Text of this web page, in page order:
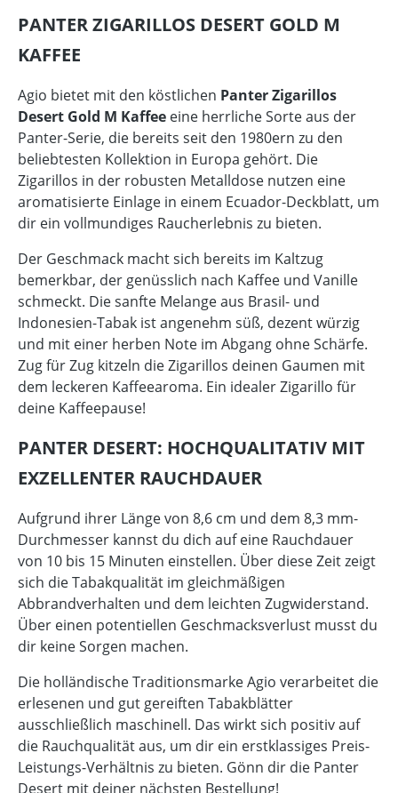
PANTER ZIGARILLOS DESERT GOLD M
KAFFEE
Agio bietet mit den köstlichen Panter Zigarillos
Desert Gold M Kaffee eine herrliche Sorte aus der
Panter-Serie, die bereits seit den 1980ern zu den
beliebtesten Kollektion in Europa gehört. Die
Zigarillos in der robusten Metalldose nutzen eine
aromatisierte Einlage in einem Ecuador-Deckblatt, um
dir ein vollmundiges Raucherlebnis zu bieten.
Der Geschmack macht sich bereits im Kaltzug
bemerkbar, der genüsslich nach Kaffee und Vanille
schmeckt. Die sanfte Melange aus Brasil- und
Indonesien-Tabak ist angenehm süß, dezent würzig
und mit einer herben Note im Abgang ohne Schärfe.
Zug für Zug kitzeln die Zigarillos deinen Gaumen mit
dem leckeren Kaffeearoma. Ein idealer Zigarillo für
deine Kaffeepause!
PANTER DESERT: HOCHQUALITATIV MIT
EXZELLENTER RAUCHDAUER
Aufgrund ihrer Länge von 8,6 cm und dem 8,3 mm-
Durchmesser kannst du dich auf eine Rauchdauer
von 10 bis 15 Minuten einstellen. Über diese Zeit zeigt
sich die Tabakqualität im gleichmäßigen
Abbrandverhalten und dem leichten Zugwiderstand.
Über einen potentiellen Geschmacksverlust musst du
dir keine Sorgen machen.
Die holländische Traditionsmarke Agio verarbeitet die
erlesenen und gut gereiften Tabakblätter
ausschließlich maschinell. Das wirkt sich positiv auf
die Rauchqualität aus, um dir ein erstklassiges Preis-
Leistungs-Verhältnis zu bieten. Gönn dir die Panter
Desert mit deiner nächsten Bestellung!